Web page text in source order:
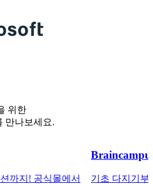
위한
만나보세요.
실전 마스터까지! 국내외
CNS
혁신적